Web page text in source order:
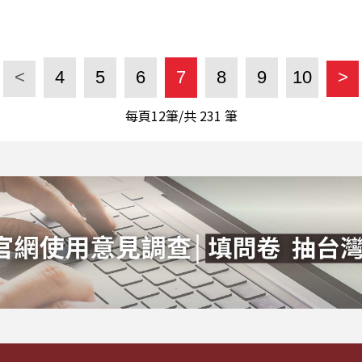
< 4 5 6 7 8 9 10 >
每頁12筆/共 231 筆